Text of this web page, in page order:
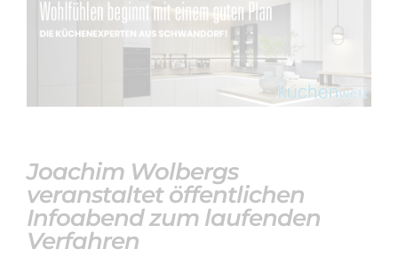
Joachim Wolbergs
veranstaltet öffentlichen
Infoabend zum laufenden
Verfahren